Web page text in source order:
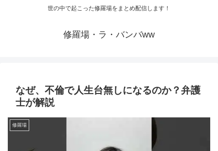
世の中で起こった修羅場をまとめ配信します！
修羅場・ラ・バンバww
なぜ、不倫で人生台無しになるのか？弁護
士が解説
修羅場